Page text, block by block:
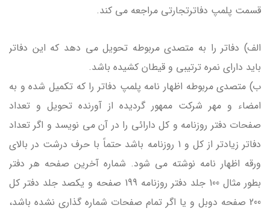
قسمت پلمپ دفاترتجارتی مراجعه می كند.
الف) دفاتر را به متصدی مربوطه تحویل می دهد كه این دفاتر
باید دارای نمره ترتیبی و قیطان كشیده باشد.
ب) متصدی مربوطه اظهار نامه پلمپ دفاتر را كه تكمیل شده و به
امضاء و مهر شركت ممهور گردیده از آورنده تحویل و تعداد
صفحات دفتر روزنامه و كل دارائی را در آن می نویسد و اگر تعداد
دفاتر زیادتر از كل و 1 روزنامه باشد حتماً با حرف درشت در بالای
ورقه اظهار نامه نوشته می شود. شماره آخرین صفحه هر دفتر
بطور مثال 100 جلد دفتر روزنامه 199 صفحه و یكصد جلد دفتر كل
200 صفحه دوبل و یا اگر تمام صفحات شماره گذاری نشده باشد،